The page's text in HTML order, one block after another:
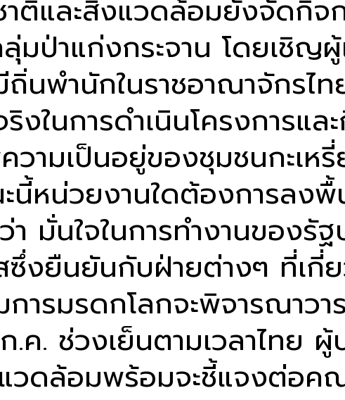
าติและสิ่งแวดล้อมยังจัดกิจ
ป่าแก่งกระจาน โดยเชิญ
นพำนักในราชอาณาจักรไ
ในการดำเนินโครงการแล
ามเป็นอยู่ของชุมชนกะเห
หน่วยงานใดต้องการลง
มั่นใจในการทำงานของรัฐ
ซึ่งยืนยันกับฝ่ายต่างๆ ที่เกี่
รมรดกโลกจะพิจารณาวา
. ช่วงเย็นตามเวลาไทย ผู้
วดล้อมพร้อมจะชี้แจงต่อค